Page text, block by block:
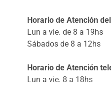
Horario de Atención
Lun a vie. de 8 a 19hs
Sábados de 8 a 12hs
Horario de Atención
Lun a vie. 8 a 18hs